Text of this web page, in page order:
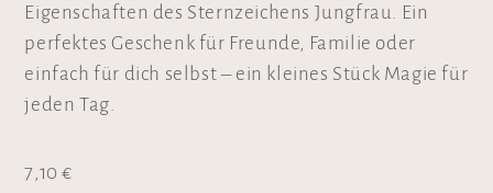
Eigenschaften des Sternzeichens Jungfrau. Ein
perfektes Geschenk für Freunde, Familie oder
einfach für dich selbst – ein kleines Stück Magie für
jeden Tag.
7,10€